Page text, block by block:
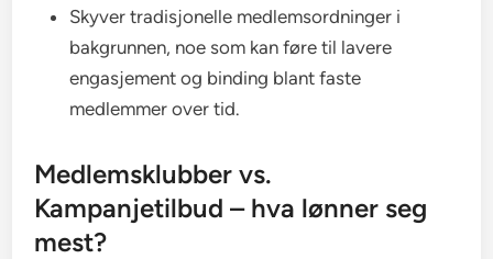
Skyver tradisjonelle medlemsordninger i
bakgrunnen, noe som kan føre til lavere
engasjement og binding blant faste
medlemmer over tid.
Medlemsklubber vs.
Kampanjetilbud – hva lønner seg
mest?